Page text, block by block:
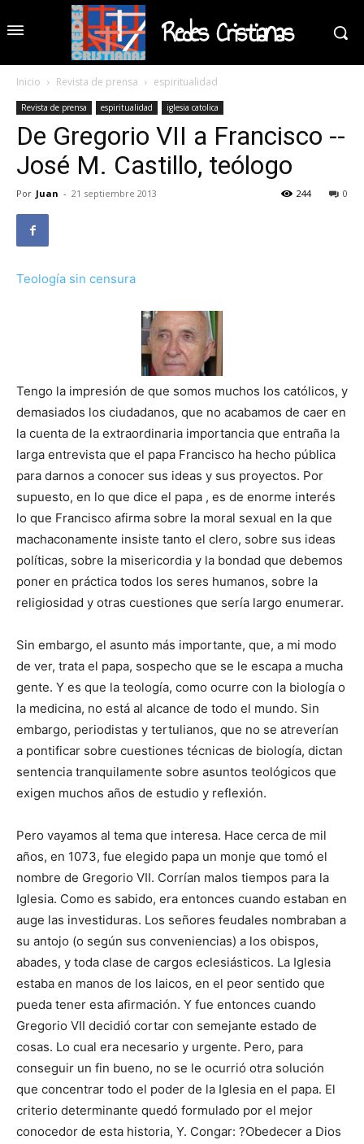
Redes Cristianas
Inicio Revista de prensa espiritualidad
Revista de prensa espiritualidad iglesia catolica
De Gregorio VII a Francisco --
José M. Castillo, teólogo
Por Juan - 21 septiembre 2013 0
244
Teología sin censura
Tengo la impresión de que somos muchos los católicos, y
demasiados los ciudadanos, que no acabamos de caer en
la cuenta de la extraordinaria importancia que entraña la
larga entrevista que el papa Francisco ha hecho pública
para darnos a conocer sus ideas y sus proyectos. Por
supuesto, en lo que dice el papa , es de enorme interés
lo que Francisco afirma sobre la moral sexual en la que
machaconamente insiste tanto el clero, sobre sus ideas
políticas, sobre la misericordia y la bondad que debemos
poner en práctica todos los seres humanos, sobre la
religiosidad y otras cuestiones que sería largo enumerar.
Sin embargo, el asunto más importante, que, a mi modo
de ver, trata el papa, sospecho que se le escapa a mucha
gente. Y es que la teología, como ocurre con la biología o
la medicina, no está al alcance de todo el mundo. Sin
embargo, periodistas y tertulianos, que no se atreverían
a pontificar sobre cuestiones técnicas de biología, dictan
sentencia tranquilamente sobre asuntos teológicos que
exigen muchos años de estudio y reflexión.
Pero vayamos al tema que interesa. Hace cerca de mil
años, en 1073, fue elegido papa un monje que tomó el
nombre de Gregorio VII. Corrían malos tiempos para la
Iglesia. Como es sabido, era entonces cuando estaban en
auge las investiduras. Los señores feudales nombraban a
su antojo (o según sus conveniencias) a los obispos,
abades, y toda clase de cargos eclesiásticos. La Iglesia
estaba en manos de los laicos, en el peor sentido que
pueda tener esta afirmación. Y fue entonces cuando
Gregorio VII decidió cortar con semejante estado de
cosas. Lo cual era necesario y urgente. Pero, para
conseguir un fin bueno, no se le ocurrió otra solución
que concentrar todo el poder de la Iglesia en el papa. El
criterio determinante quedó formulado por el mejor
conocedor de esta historia, Y. Congar: ?Obedecer a Dios